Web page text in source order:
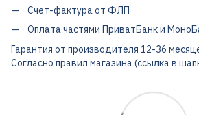
Счет-фактура от ФЛП
Оплата частями ПриватБанк и
Гарантия от производителя 12-36
Согласно правил магазина (ссылка в